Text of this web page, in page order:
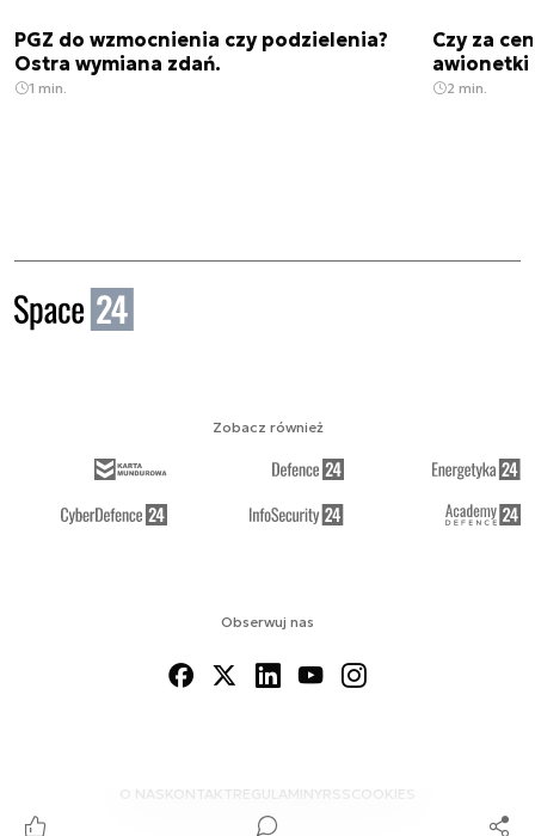
PGZ do wzmocnienia czy podzielenia?
Ostra wymiana zdań.
1 min.
Czy za
awionetki
2 min.
Obserwuj nas
O NAS KONTAKTREGULAMINYRSS COOKIES
Zobacz również